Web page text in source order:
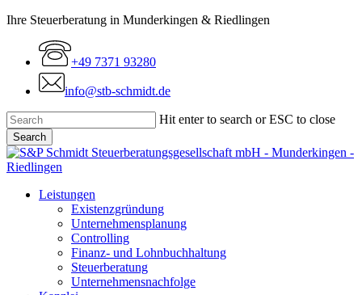
Skip
content
Ihre Steuerberatung in Munderkingen & Riedlingen
+49 7371 93280
info@stb-schmidt.de
Hit enter to search or ESC to close
Search
Close
Search
Menu
Leistungen
Existenzgründung
Unternehmensplanung
Controlling
Finanz- und Lohnbuchhaltung
Steuerberatung
Unternehmensnachfolge